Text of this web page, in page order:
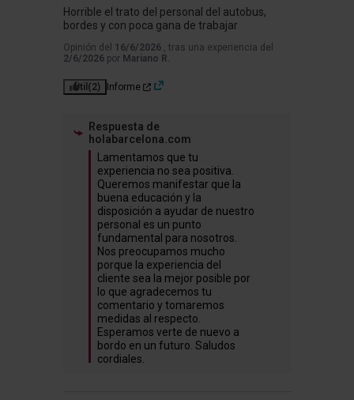
Horrible el trato del personal del autobus,
bordes y con poca gana de trabajar
Opinión del 16/6/2026 , tras una experiencia del
2/6/2026 por Mariano R.
Útil (2) Informe
Respuesta de
holabarcelona.com
Lamentamos que tu
experiencia no sea positiva.
Queremos manifestar que la
buena educación y la
disposición a ayudar de nuestro
personal es un punto
fundamental para nosotros.
Nos preocupamos mucho
porque la experiencia del
cliente sea la mejor posible por
lo que agradecemos tu
comentario y tomaremos
medidas al respecto.
Esperamos verte de nuevo a
bordo en un futuro. Saludos
cordiales.